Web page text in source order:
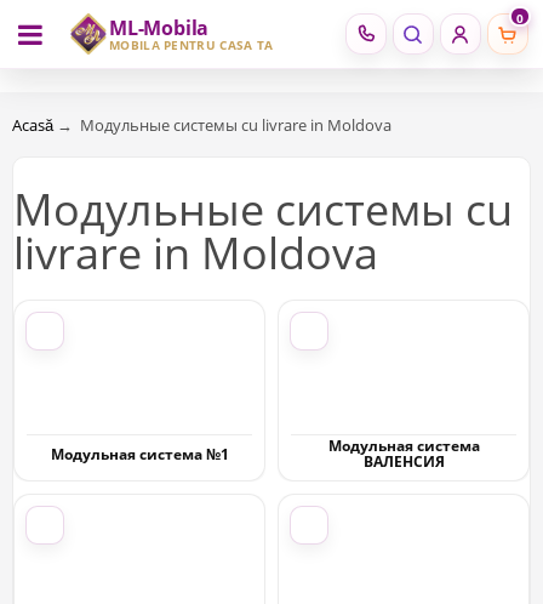
ML-Mobila
MOBILĂ PENTRU CASA TA
0
RU RO
Acasă → Модульные системы cu livrare in Moldova
Модульные системы cu
livrare in Moldova
Модульная система №1 Модульная система
ВАЛЕНСИЯ